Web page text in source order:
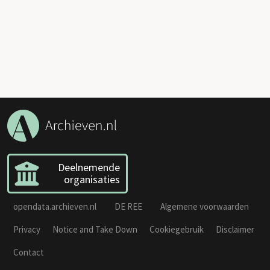
Deelnemende
organisaties
opendata.archieven.nl DE REE
Algemene voorwaarden
Privacy
Notice and Take Down Cookiegebruik
Disclaimer
Contact